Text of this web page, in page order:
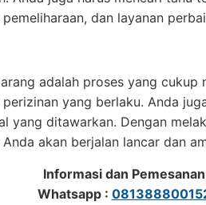
dan layanan
adalah proses yang cukup
yang berlaku. Anda
yang ditawarkan. Dengan
akan berjalan lancar dan
Informasi dan Pemesanan
Whatsapp :